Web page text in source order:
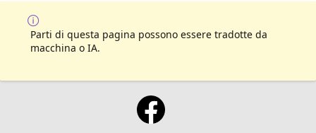
Parti di questa pagina possono essere tradotte da
macchina o IA.